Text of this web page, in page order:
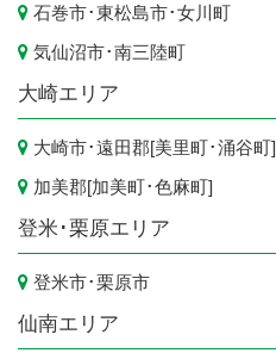
石巻市･東松島市･女川町
気仙沼市･南三陸町
大崎エリア
大崎市･遠田郡[美里町･涌谷町]
加美郡[加美町･色麻町]
登米･栗原エリア
登米市･栗原市
仙南エリア